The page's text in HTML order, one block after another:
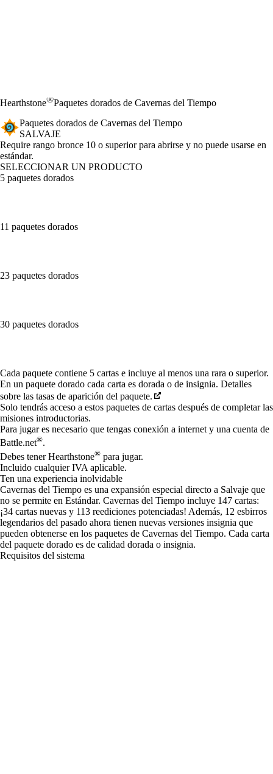
Hearthstone®Paquetes dorados de Cavernas del Tiempo
Paquetes dorados de Cavernas del Tiempo
SALVAJE
Product Notification
Require rango bronce 10 o superior para abrirse y no puede usarse en
estándar.
SELECCIONAR UN PRODUCTO
5 paquetes dorados
11 paquetes dorados
23 paquetes dorados
30 paquetes dorados
Available actions
Cada paquete contiene 5 cartas e incluye al menos una rara o superior.
En un paquete dorado cada carta es dorada o de insignia. Detalles
sobre las tasas de aparición del paquete.
Solo tendrás acceso a estos paquetes de cartas después de completar las
misiones introductorias.
Para jugar es necesario que tengas conexión a internet y una cuenta de
Battle.net®.
Debes tener Hearthstone® para jugar.
Incluido cualquier IVA aplicable.
Ten una experiencia inolvidable
Cavernas del Tiempo es una expansión especial directo a Salvaje que
no se permite en Estándar. Cavernas del Tiempo incluye 147 cartas:
¡34 cartas nuevas y 113 reediciones potenciadas! Además, 12 esbirros
legendarios del pasado ahora tienen nuevas versiones insignia que
pueden obtenerse en los paquetes de Cavernas del Tiempo. Cada carta
del paquete dorado es de calidad dorada o insignia.
Requisitos del sistema